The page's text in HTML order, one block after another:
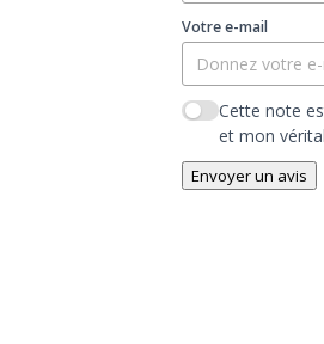
Votre e-mail
Cette note
et mon
Envoyer un avis